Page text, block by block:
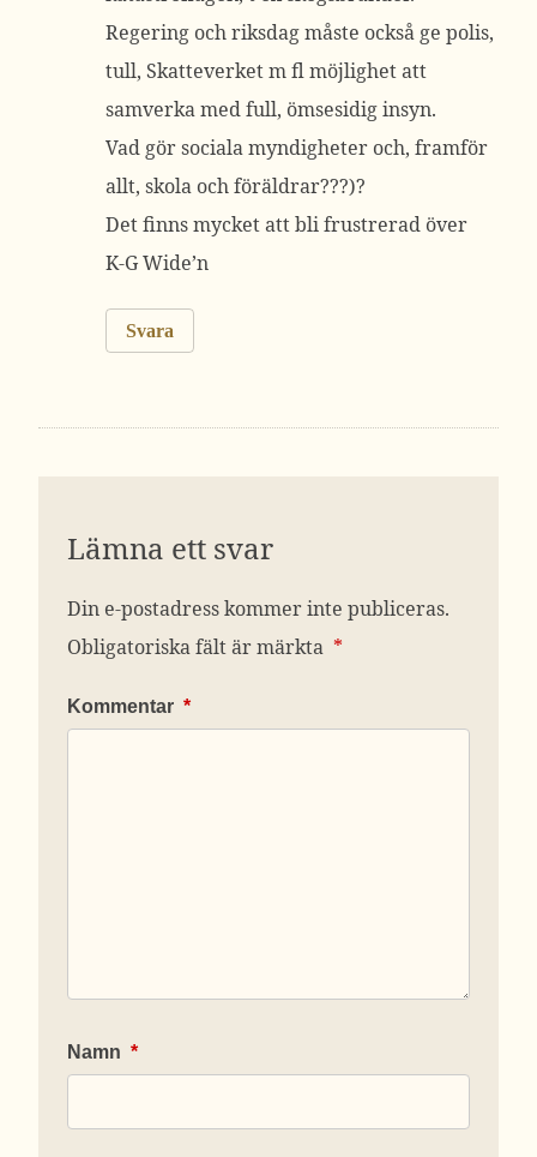
Regering och riksdag måste också ge polis,
tull, Skatteverket m fl möjlighet att
samverka med full, ömsesidig insyn.
Vad gör sociala myndigheter och, framför
allt, skola och föräldrar???)?
Det finns mycket att bli frustrerad över
K-G Wide’n
Svara
Lämna ett svar
Din e-postadress kommer inte publiceras.
Obligatoriska fält är märkta *
Kommentar *
Namn *